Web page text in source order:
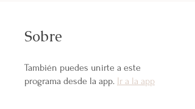
Sobre
También puedes unirte a este
programa desde la app. Ir a la app